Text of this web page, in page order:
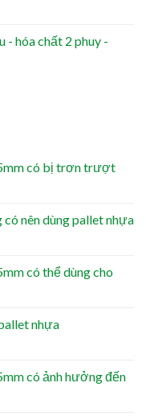
- hóa chất 2 phuy -
có bị trơn trượt
có nên dùng pallet nhựa
có thể dùng cho
nhựa
có ảnh hưởng đến